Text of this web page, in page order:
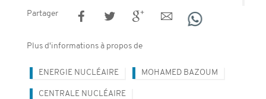
Partager
Plus d'informations à propos de
ENERGIE NUCLÉAIRE MOHAMED BAZOUM
CENTRALE NUCLÉAIRE